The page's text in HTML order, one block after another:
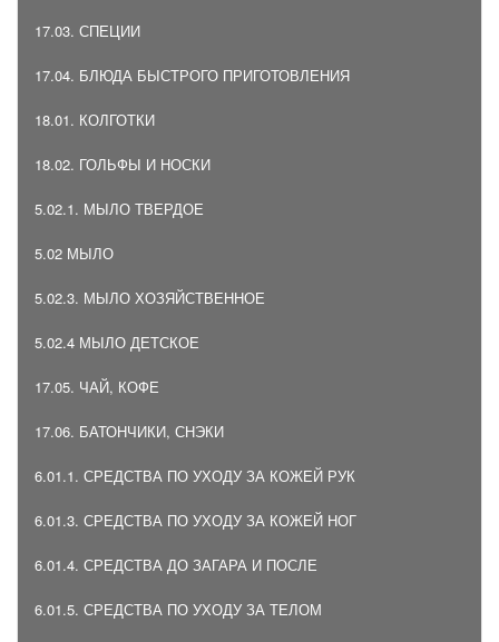
17.03. СПЕЦИИ
17.04. БЛЮДА БЫСТРОГО ПРИГОТОВЛЕНИЯ
18.01. КОЛГОТКИ
18.02. ГОЛЬФЫ И НОСКИ
5.02.1. МЫЛО ТВЕРДОЕ
5.02 МЫЛО
5.02.3. МЫЛО ХОЗЯЙСТВЕННОЕ
5.02.4 МЫЛО ДЕТСКОЕ
17.05. ЧАЙ, КОФЕ
17.06. БАТОНЧИКИ, СНЭКИ
6.01.1. СРЕДСТВА ПО УХОДУ ЗА КОЖЕЙ РУК
6.01.3. СРЕДСТВА ПО УХОДУ ЗА КОЖЕЙ НОГ
6.01.4. СРЕДСТВА ДО ЗАГАРА И ПОСЛЕ
6.01.5. СРЕДСТВА ПО УХОДУ ЗА ТЕЛОМ